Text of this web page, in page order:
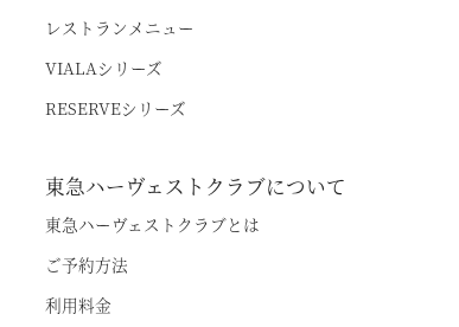
※ご利用には「 My Harvest 」へのログインが必要です
レストランメニュー
VIALAシリーズ
RESERVEシリーズ
東急ハーヴェストクラブについて
東急ハーヴェストクラブとは
ご予約方法
利用料金